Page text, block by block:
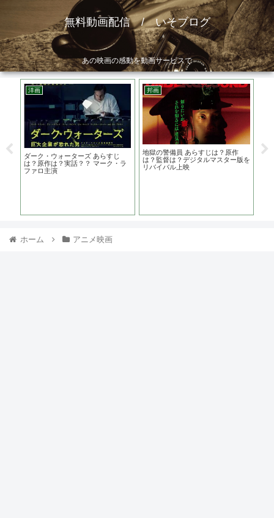
無料動画配信 / いそブログ
あの映画の感動を動画サービスで
あ
洋画
ダーク・ウォーターズ あらすじ
は？原作は？実話？？ マーク・ラ
ファロ主演
邦画
地獄の警備員 あらすじは？原作
は？監督は？デジタルマスター版を
リバイバル上映
闇
ホーム アニメ映画